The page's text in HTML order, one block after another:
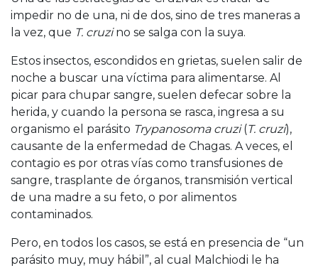
impedir no de una, ni de dos, sino de tres maneras a
la vez, que T. cruzino se salga con la suya.
Estos insectos, escondidos en grietas, suelen salir de
noche a buscar una víctima para alimentarse. Al
picar para chupar sangre, suelen defecar sobre la
herida, y cuando la persona se rasca, ingresa a su
organismo el parásito Trypanosoma cruzi(T. cruzi),
causante de la enfermedad de Chagas. A veces, el
contagio es por otras vías como transfusiones de
sangre, trasplante de órganos, transmisión vertical
de una madre a su feto, o por alimentos
contaminados.
Pero, en todos los casos, se está en presencia de “un
parásito muy, muy hábil”, al cual Malchiodi le ha